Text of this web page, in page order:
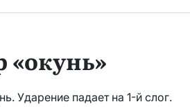
«окунь»
Ударение падает на 1-й слог.